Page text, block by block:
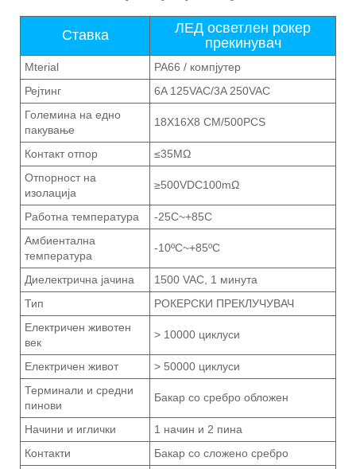
Ставка
ЛЕД осветлен рокер
прекинувач
Mterial
PA66 / компјутер
Рејтинг
6A 125VAC/3A 250VAC
Големина на едно
пакување
18X16X8 CM/500PCS
Контакт отпор
≤35MΩ
Отпорност на
изолација
≥500VDC100mΩ
Работна температура
-25C~+85C
Амбиентална
температура
-10ºC~+85ºC
Диелектрична јачина
1500 VAC, 1 минута
Тип
РОКЕРСКИ ПРЕКЛУЧУВАЧ
Електричен животен
век
> 10000 циклуси
Електричен живот
> 50000 циклуси
Терминали и средни
пинови
Бакар со сребро обложен
Начини и иглички
1 начин и 2 пина
Контакти
Бакар со сложено сребро